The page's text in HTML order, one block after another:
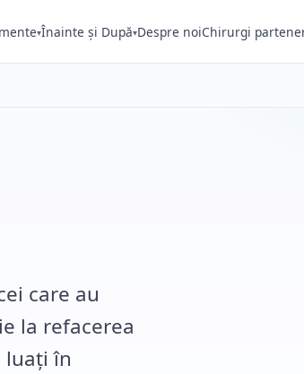
▾Înainte și După▾Despre noiChirurgi
care au
la refacerea
luați în